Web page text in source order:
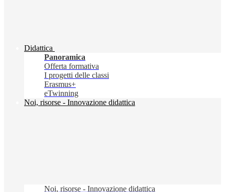
Didattica
Panoramica
Offerta formativa
I progetti delle classi
Erasmus+
eTwinning
Noi, risorse - Innovazione didattica
Noi, risorse - Innovazione didattica